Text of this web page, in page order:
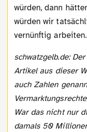
würden, dann
würden wir
vernünftig arbeiten.
schwatzgelb.de: Der Spiegel berichtet in seinem
Artikel aus dieser
auch Zahlen
War das nicht nur
damals 50